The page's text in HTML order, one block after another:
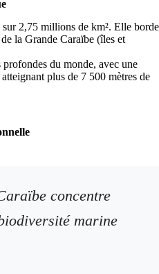
sur 2,75 millions de km². Elle borde
la Grande Caraïbe (îles et
profondes du monde, avec une
plus de 7 500 mètres de
concentre
marine